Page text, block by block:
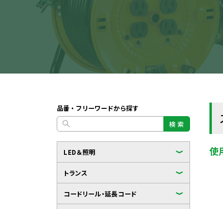
品番・フリーワードから探す
検 索
LED＆照明
トランス
コードリール・延長コード
使